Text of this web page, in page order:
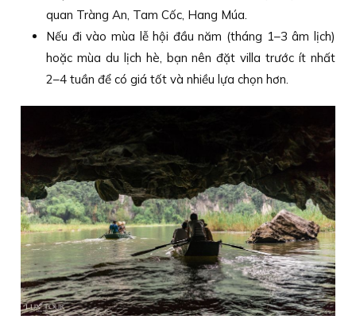
quan Tràng An, Tam Cốc, Hang Múa.
Nếu đi vào mùa lễ hội đầu năm (tháng 1–3 âm lịch)
hoặc mùa du lịch hè, bạn nên đặt villa trước ít nhất
2–4 tuần để có giá tốt và nhiều lựa chọn hơn.